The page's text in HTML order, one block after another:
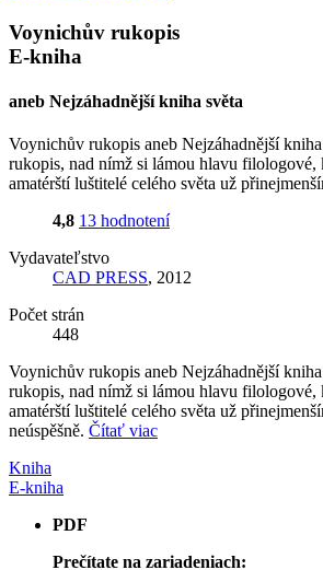
Voynichův rukopis
E-kniha
aneb Nejzáhadnější kniha světa
Voynichův rukopis aneb Nejzáhadnější
rukopis, nad nímž si lámou hlavu
amatérští luštitelé celého světa už
4,8 13 hodnotení
Vydavateľstvo
CAD PRESS, 2012
Počet strán
448
Voynichův rukopis aneb Nejzáhadnější
rukopis, nad nímž si lámou hlavu
amatérští luštitelé celého světa už
neúspěšně. Čítať viac
Kniha
E-kniha
PDF
Prečítate na zariadeniach: